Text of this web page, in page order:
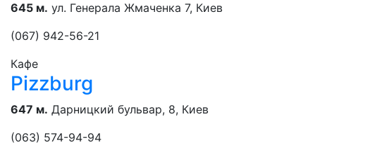
645 м. ул. Генерала Жмаченка 7, Киев
(067) 942-56-21
Кафе
Pizzburg
647 м. Дарницкий бульвар, 8, Киев
(063) 574-94-94